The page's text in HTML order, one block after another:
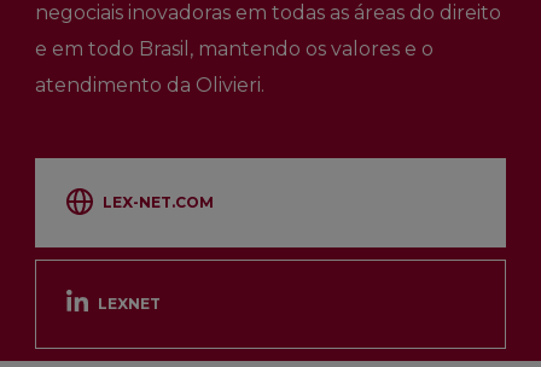
negociais inovadoras em todas as áreas do direito
e em todo Brasil, mantendo os valores e o
atendimento da Olivieri.
LEX-NET.COM
LEXNET